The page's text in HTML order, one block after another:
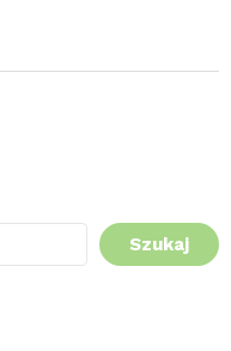
Szukaj